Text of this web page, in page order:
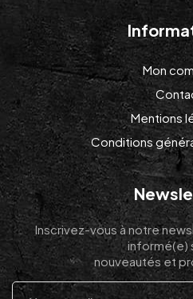
Mon
Mentions
Conditions
Inscrivez-vous à notre
informé(e)
nouveautés et